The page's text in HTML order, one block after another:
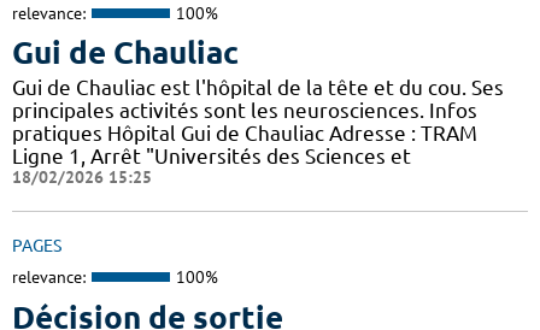
relevance: 100%
Gui de Chauliac
Gui de Chauliac est l'hôpital de la tête et du cou. Ses
principales activités sont les neurosciences. Infos
pratiques Hôpital Gui de Chauliac Adresse : TRAM
Ligne 1, Arrêt "Universités des Sciences et
18/02/2026 15:25
PAGES
relevance: 100%
Décision de sortie